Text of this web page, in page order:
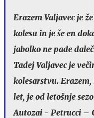
Erazem Valjavec je
kolesu in je še en
jabolko ne pade
Tadej Valjavec je
kolesarstvu. Erazem,
let, je od letošnje
Autozai - Petrucci –